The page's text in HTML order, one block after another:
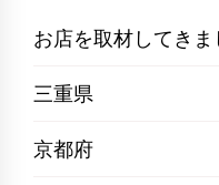
お店を取材してきま
三重県
京都府